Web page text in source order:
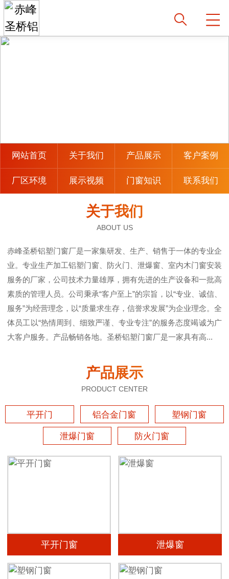
网站首页 关于我们 产品展示 客户案例
厂区环境 展示视频 门窗知识 联系我们
关于我们
ABOUT US
赤峰圣桥铝塑门窗厂是一家集研发、生产、销售于一体的专业企
业。专业生产加工铝塑门窗、防火门、泄爆窗、室内木门窗安装
服务的厂家，公司技术力量雄厚，拥有先进的生产设备和一批高
素质的管理人员。公司秉承“客户至上”的宗旨，以“专业、诚信、
服务”为经营理念，以“质量求生存，信誉求发展”为企业理念。全
体员工以“热情周到、细致严谨、专业专注”的服务态度竭诚为广
大客户服务。产品畅销各地。圣桥铝塑门窗厂是一家具有高...
产品展示
PRODUCT CENTER
平开门 铝合金门窗 塑钢门窗
泄爆门窗 防火门窗
平开门窗 泄爆窗